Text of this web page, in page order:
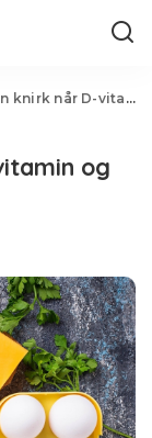
vitamin og K2 spiller på lag
og